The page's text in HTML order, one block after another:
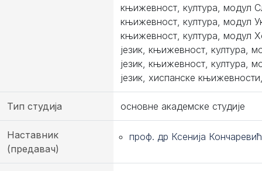
књижевност, култура, модул
књижевност, култура, модул
књижевност, култура, модул
језик, књижевност, култура,
језик, књижевност, култура,
језик, хиспанске
Тип студија основне академске студије
Наставник
(предавач)
проф. др Ксенија Кончаревић